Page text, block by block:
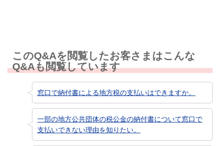
このQ&Aを閲覧したお客さまはこんな
Q&Aも閲覧しています
窓口で納付書による地方税の支払いはできますか。
一部の地方公共団体の税公金の納付書について窓口で
支払いできない理由を知りたい。